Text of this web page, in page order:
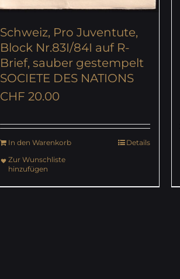
Schweiz, Pro Juventute,
Block Nr.83I/84I auf R-
Brief, sauber gestempelt
SOCIETE DES NATIONS
CHF 20.00
In den Warenkorb
Details
Zur Wunschliste
hinzufügen